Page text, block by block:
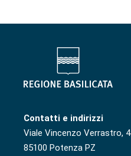
Contatti e indirizzi
Viale Vincenzo Verrastro, 4
85100 Potenza PZ